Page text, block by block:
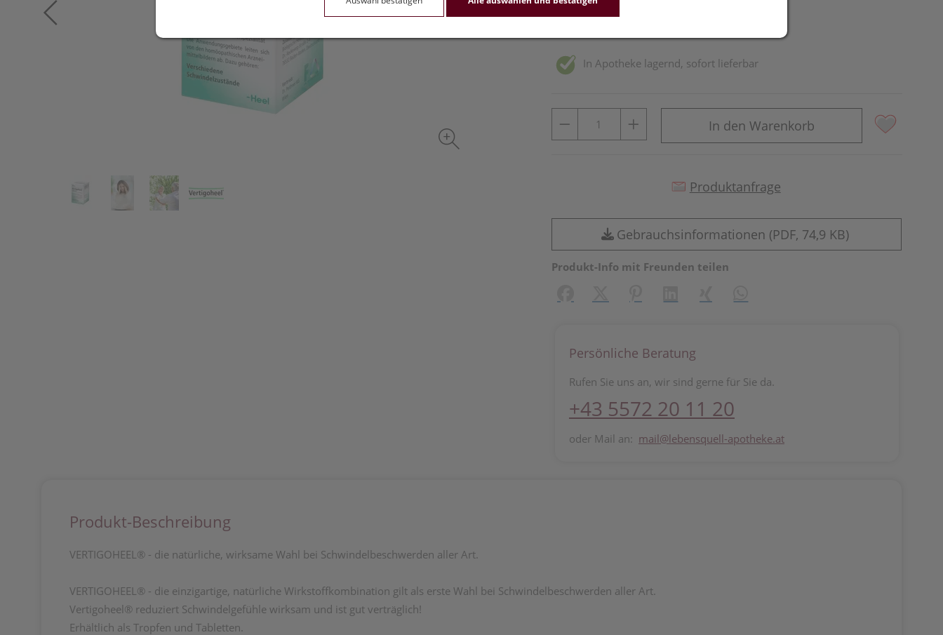
In Apotheke lagernd, sofort lieferbar
In den Warenkorb
Produktanfrage
Gebrauchsinformationen (PDF, 74,9 KB)
Produkt-Info mit Freunden teilen
Persönliche Beratung
Rufen Sie uns an, wir sind gerne für Sie da.
+43 5572 20 11 20
oder Mail an: mail@lebensquell-apotheke.at
Produkt-Beschreibung
VERTIGOHEEL® - die natürliche, wirksame Wahl bei Schwindelbeschwerden aller Art.
VERTIGOHEEL® - die einzigartige, natürliche Wirkstoffkombination gilt als erste Wahl bei Schwindelbeschwerden aller Art.
Vertigoheel® reduziert Schwindelgefühle wirksam und ist gut verträglich!
Erhältlich als Tropfen und Tabletten.